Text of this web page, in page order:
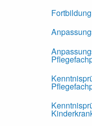
Fortbildung